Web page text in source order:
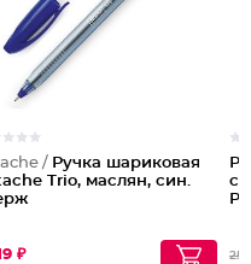
/ Ручка шариковая
Trio, маслян, син.
₽ 255